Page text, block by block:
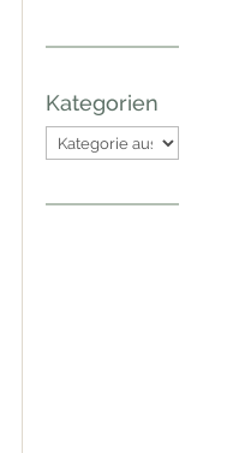
Kategorien
Kategorien